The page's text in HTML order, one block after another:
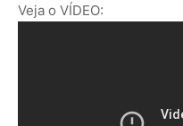
Veja o VÍDEO: